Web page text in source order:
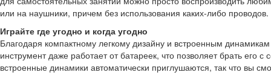
или на наушники, причем без использования каких-либо проводов.
Играйте где угодно и когда угодно
Благодаря компактному легкому дизайну и встроенным
инструмент даже работает от батареек, что позволяет брать его
встроенные динамики автоматически приглушаются, так что вы